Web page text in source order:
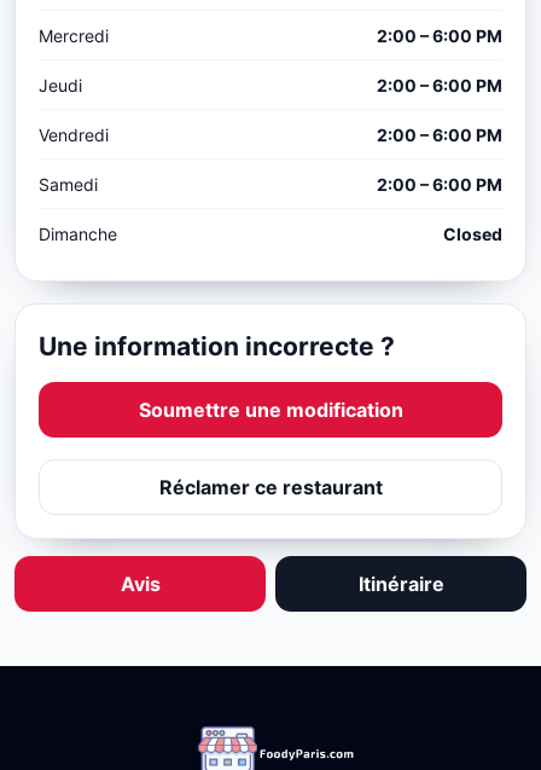
Mercredi 2:00 – 6:00 PM
Jeudi 2:00 – 6:00 PM
Vendredi 2:00 – 6:00 PM
Samedi 2:00 – 6:00 PM
Dimanche Closed
Une information incorrecte ?
Soumettre une modification
Réclamer ce restaurant
Avis Itinéraire